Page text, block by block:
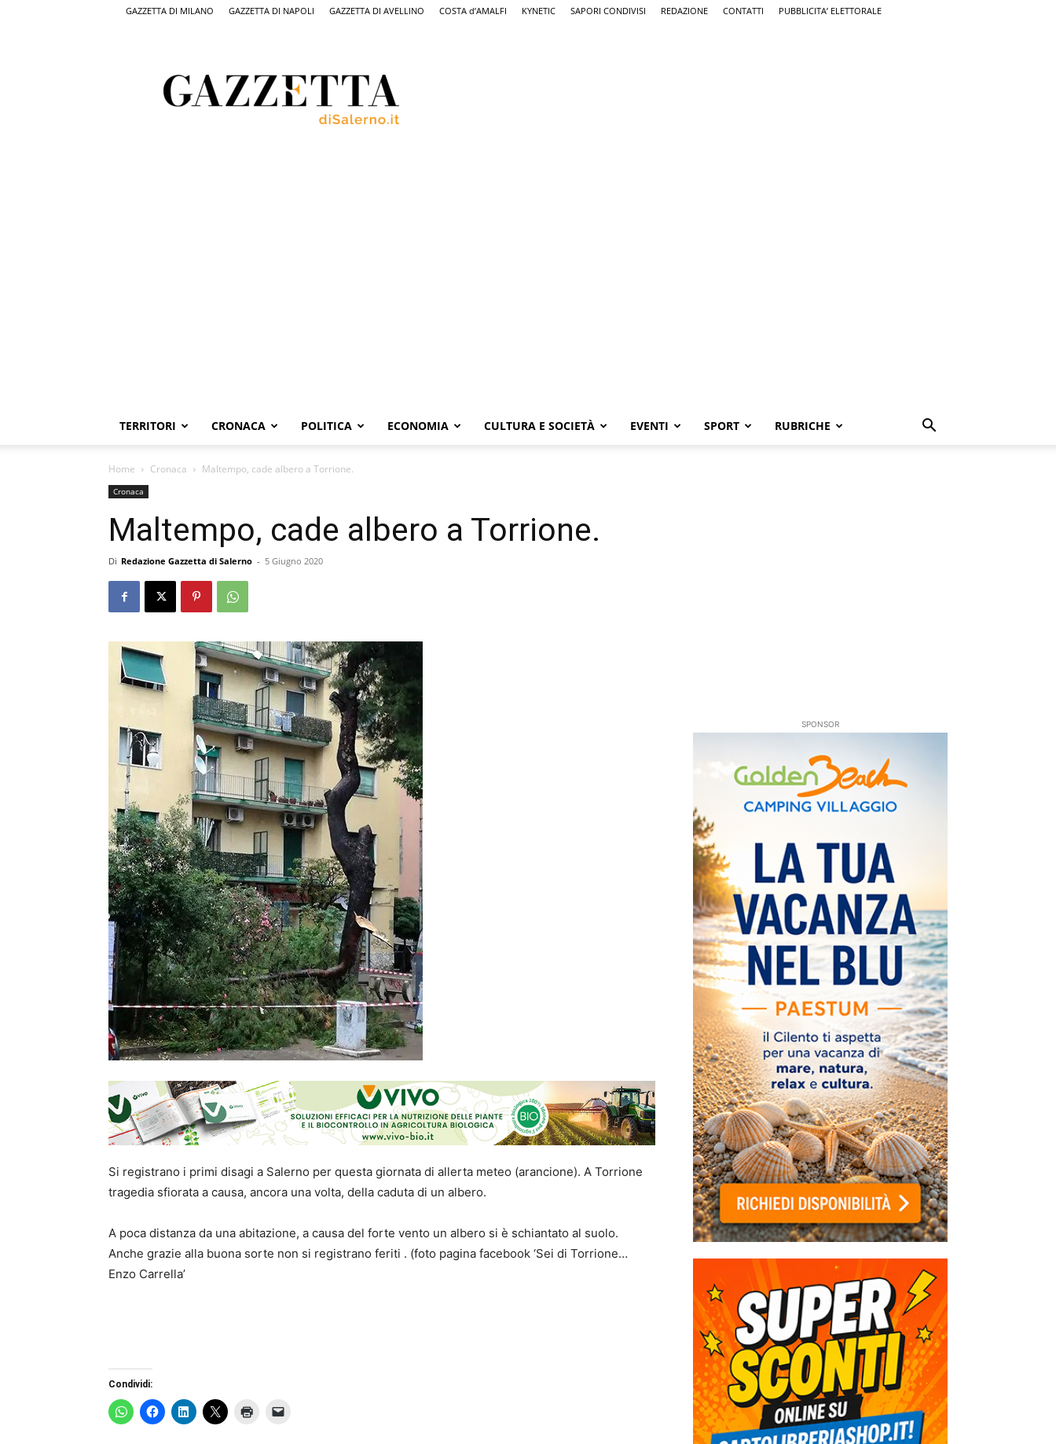
GAZZETTA DI MILANO GAZZETTA DI NAPOLI GAZZETTA DI AVELLINO COSTA d’AMALFI KYNETIC SAPORI CONDIVISI REDAZIONE CONTATTI PUBBLICITA’ ELETTORALE
Salerno,
il
quotidiano
TERRITORI CRONACA POLITICA ECONOMIA CULTURA E SOCIETÀ EVENTI SPORT RUBRICHE
Home Cronaca Maltempo, cade albero a Torrione.
Cronaca
Maltempo, cade albero a Torrione.
Di Redazione Gazzetta di Salerno - 5 Giugno 2020
Si registrano i primi disagi a Salerno per questa giornata di allerta meteo (arancione). A Torrione
tragedia sfiorata a causa, ancora una volta, della caduta di un albero.
A poca distanza da una abitazione, a causa del forte vento un albero si è schiantato al suolo.
Anche grazie alla buona sorte non si registrano feriti . (foto pagina facebook ‘Sei di Torrione…
Enzo Carrella’
Condividi:
SPONSOR